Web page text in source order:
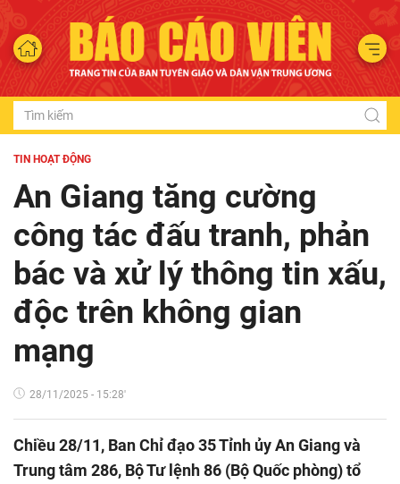
TIN HOẠT ĐỘNG
An Giang tăng cường
công tác đấu tranh, phản
bác và xử lý thông tin xấu,
độc trên không gian
mạng
28/11/2025 - 15:28'
Chiều 28/11, Ban Chỉ đạo 35 Tỉnh ủy An Giang và
Trung tâm 286, Bộ Tư lệnh 86 (Bộ Quốc phòng) tổ